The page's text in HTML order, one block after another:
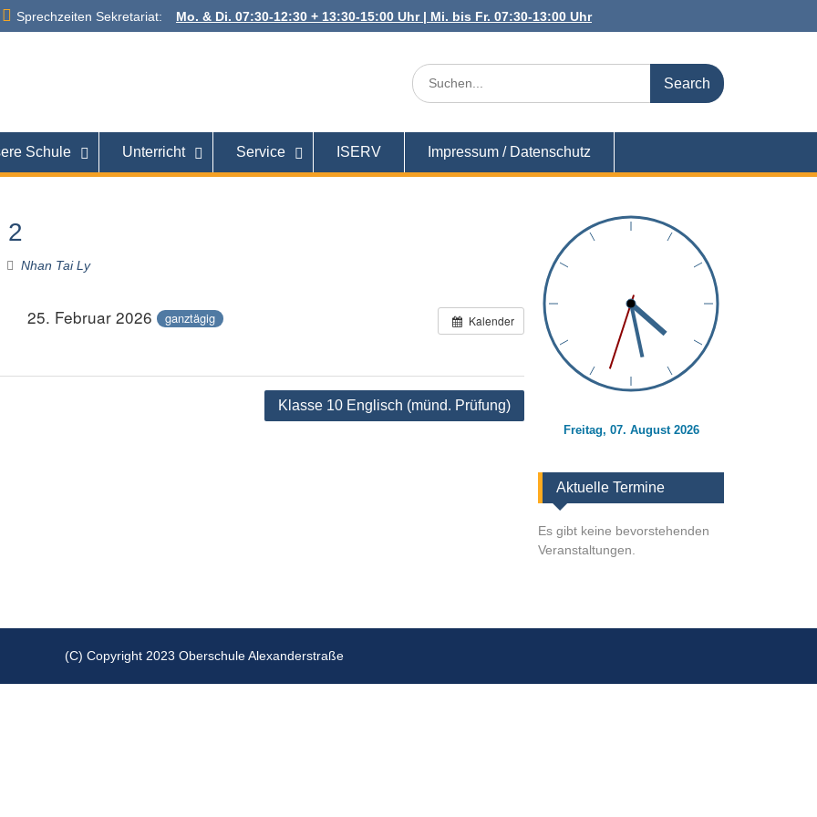
Sprechzeiten Sekretariat: Mo. & Di. 07:30-12:30 + 13:30-15:00 Uhr | Mi. bis Fr. 07:30-13:00 Uhr
Search
for:
Schule Unterricht Service ISERV Impressum / Datenschutz
2
Nhan Tai Ly
Kalender
25. Februar 2026 ganztägig
Klasse 10 Englisch (münd. Prüfung)
Freitag, 07. August 2026
Aktuelle Termine
Es gibt keine bevorstehenden
Veranstaltungen.
(C) Copyright 2023 Oberschule Alexanderstraße